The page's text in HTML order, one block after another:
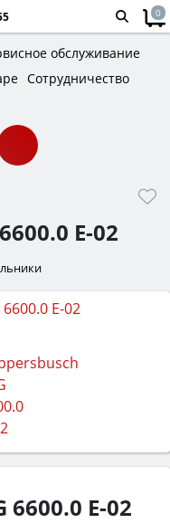
0
обслуживание
Сотрудничество
E-02
6600.0 E-02